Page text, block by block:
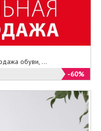
обуви, ...
-60%